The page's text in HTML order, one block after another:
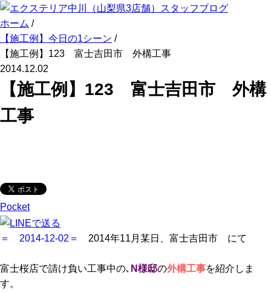
ホーム /
【施工例】今日の1シーン /
【施工例】123 富士吉田市 外構工事
2014.12.02
【施工例】123 富士吉田市 外構
工事
Pocket
＝ 2014-12-02＝ 2014年11月某日、富士吉田市 にて
富士桜店で請け負い工事中の､ N様邸の外構工事を紹介しま
す。